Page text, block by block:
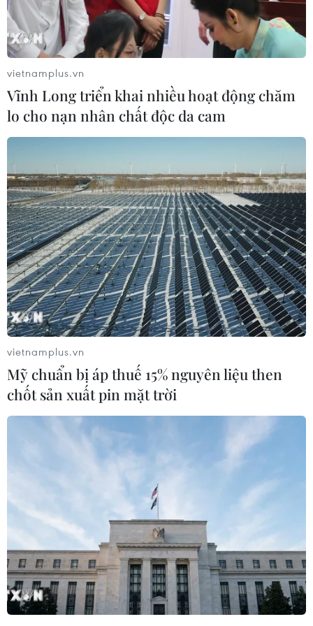
Tập thơ gồm 30 bài thơ song ngữ Việt-Anh. (Ảnh: Mai
Liên/Vietnam+)
Trong đợt cao điểm của dịch COVID-19 tại
Thành phố Hồ Chí Minh, nhà thơ Nguyễn Phong
Việt đã hoàn thành tập thơ song ngữ Việt-Anh
dành cho thiếu nhi với tựa đề
trong căn bếp nhỏ”
(The chairs in the small
kitchen).
do họa sỹ Đặng Hồng Quân (tác giả 2 tập sách
") vẽ minh họa, phần tiếng Anh do
dịch giả Rosy Trần thực hiện.
"Như những đóa hoa nhỏ
Nở ra cho đời vui
Con sinh ra là để
Tim ba mẹ mỉm cười!"
(Bài thơ“Con sinh ra là để…”)
Tập thơ như một lời thủ thỉ nhẹ nhàng mà lại
vietnamplus.vn
Vĩnh Long triển khai nhiều hoạt động chăm
lo cho nạn nhân chất độc da cam
vietnamplus.vn
Mỹ chuẩn bị áp thuế 15% nguyên liệu then
chốt sản xuất pin mặt trời